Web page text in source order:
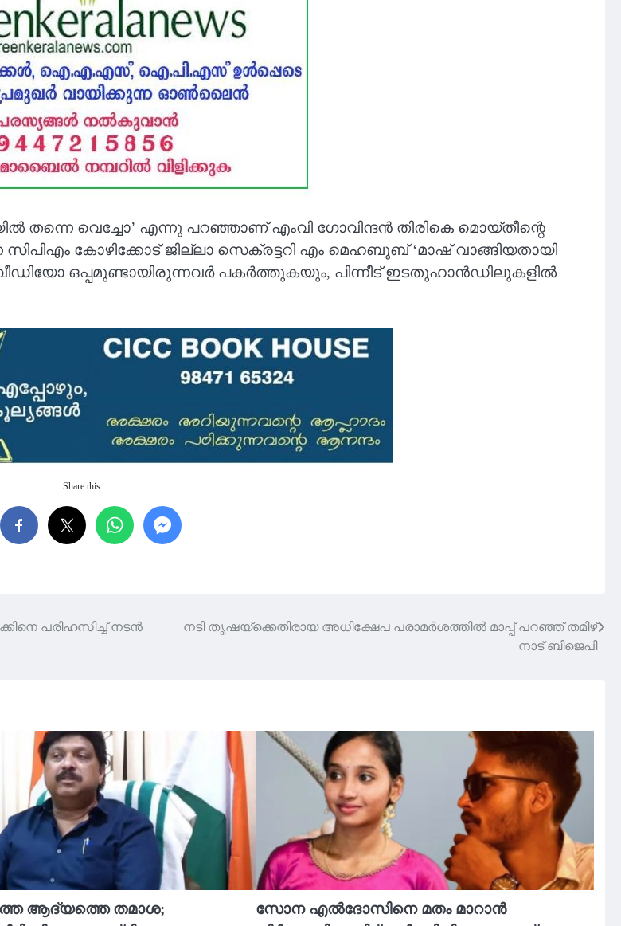
വെച്ചോ’ എന്നു പറഞ്ഞാണ് എംവി ഗോവിന്ദന്‍ തിരികെ മൊയ്തീന്റെ
കോഴിക്കോട് ജില്ലാ സെക്രട്ടറി എം മെഹബൂബ് ‘മാഷ് വാങ്ങിയതായി
ഒപ്പമുണ്ടായിരുന്നവര്‍ പകര്‍ത്തുകയും, പിന്നീട് ഇടതുഹാന്‍ഡിലുകളില്‍
Share this…
പരിഹസിച്ച് നടൻ
നടി തൃഷയ്ക്കെതിരായ അധിക്ഷേപ പരാമര്‍ശത്തില്‍ മാപ്പ് പറഞ്ഞ് തമിഴ്
നാട് ബിജെപി
ആദ്യത്തെ തമാശ;
സോന എല്‍ദോസിനെ മതം മാറാന്‍